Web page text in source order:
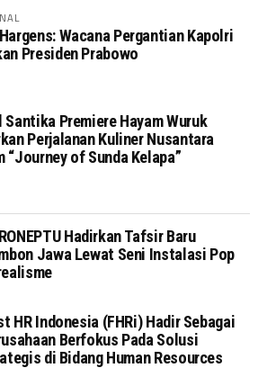
Wacana Pergantian Kapolri
Presiden Prabowo
Santika Premiere Hayam Wuruk
Perjalanan Kuliner Nusantara
“Journey of Sunda Kelapa”
Hadirkan Tafsir Baru
Jawa Lewat Seni Instalasi Pop
HR Indonesia (FHRi) Hadir Sebagai
Berfokus Pada Solusi
di Bidang Human Resources